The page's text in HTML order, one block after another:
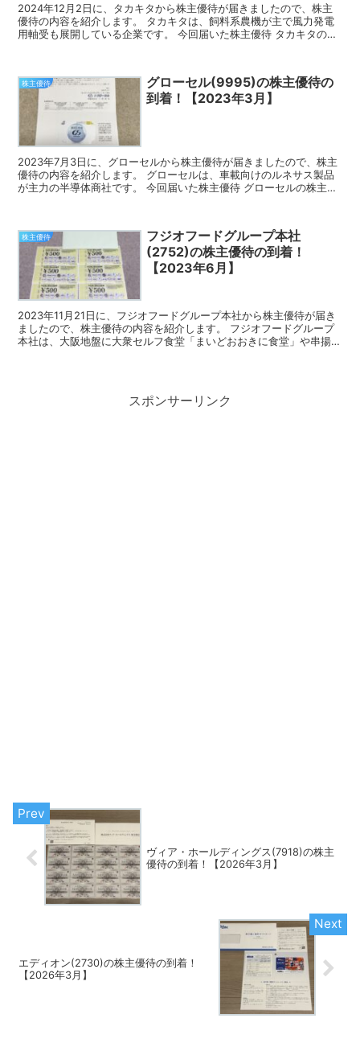
2024年12月2日に、タカキタから株主優待が届きましたので、株主
優待の内容を紹介します。 タカキタは、飼料系農機が主で風力発電
用軸受も展開している企業です。 今回届いた株主優待 タカキタの株
株主優待
グローセル(9995)の株主優待の
到着！【2023年3月】
2023年7月3日に、グローセルから株主優待が届きましたので、株主
優待の内容を紹介します。 グローセルは、車載向けのルネサス製品
が主力の半導体商社です。 今回届いた株主優待 グローセルの株主優
株主優待
フジオフードグループ本社
(2752)の株主優待の到着！
【2023年6月】
2023年11月21日に、フジオフードグループ本社から株主優待が届き
ましたので、株主優待の内容を紹介します。 フジオフードグループ
本社は、大阪地盤に大衆セルフ食堂「まいどおおきに食堂」や串揚げ
スポンサーリンク
ヴィア・ホールディングス(7918)の株主
優待の到着！【2026年3月】
エディオン(2730)の株主優待の到着！
【2026年3月】